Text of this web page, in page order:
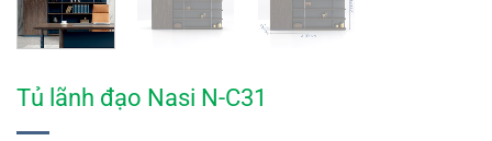
Tủ lãnh đạo Nasi N-C31